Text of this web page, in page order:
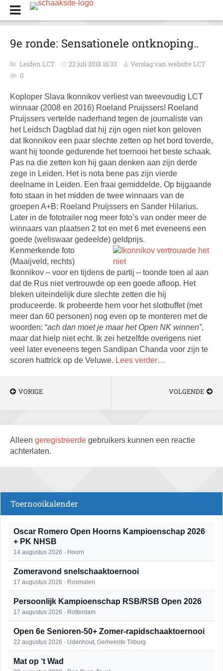
9e ronde: Sensationele ontknoping..
Leiden LCT 22 juli 2018 16:33
Verslag van website LCT
0
Koploper Slava Ikonnikov verliest van tweevoudig LCT
winnaar (2008 en 2016) Roeland Pruijssers! Roeland
Pruijssers vertelde naderhand tegen de journaliste van
het Leidsch Dagblad dat hij zijn ogen niet kon geloven
dat Ikonnikov een paar slechte zetten op het bord toverde,
want hij toonde gedurende het toernooi het beste schaak.
Pas na die zetten kon hij gaan denken aan zijn derde
zege in Leiden. Het is nota bene pas zijn vierde
deelname in Leiden. Een fraai gemiddelde. Op bijgaande
foto staan in het midden de twee winnaars van de
groepen A+B: Roeland Pruijssers en Sander Hilarius.
Later in de fototrailer nog meer foto’s van onder meer de
winnaars van plaatsen 2 tot en met 6 met eveneens een
goede (weliswaar gedeelde) geldprijs.
Kenmerkende foto
(Maaijveld, rechts)
Ikonnikov – voor en tijdens de partij – toonde toen al aan
dat de Rus niet vertrouwde op een goede afloop. Het
bleken uiteindelijk dure slechte zetten die hij
produceerde. Ik probeerde hem voor het slotbuffet (met
meer dan 60 personen) nog even op te monteren met de
woorden: “ach dan moet je maar het Open NK winnen”,
maar dat hielp niet echt. Ik zei hetzelfde overigens niet
veel later eveneens tegen Sandipan Chanda voor zijn te
scoren hattrick op de Veluwe. Lees verder…
VORIGE VOLGENDE
Alleen geregistreerde gebruikers kunnen een reactie
achterlaten.
Toernooikalender
Oscar Romero Open Hoorns Kampioenschap 2026
+ PK NHSB
14 augustus 2026 · Hoorn
Zomeravond snelschaaktoernooi
17 augustus 2026 · Rosmalen
Persoonlijk Kampioenschap RSB/RSB Open 2026
17 augustus 2026 · Rotterdam
Open 6e Senioren-50+ Zomer-rapidschaaktoernooi
22 augustus 2026 · Udenhout, Gemeente Tilburg
Mat op ‘t Wad